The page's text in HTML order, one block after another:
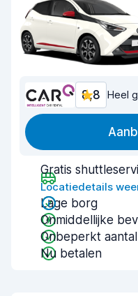
8,8 Heel
Gratis
Locatiedetails
Lage borg
Onmiddellijke
Onbeperkt
Nu betalen